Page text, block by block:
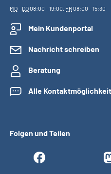
MO- DO08:00 - 19:00, FR08:00 - 15:30
Mein Kundenportal
Nachricht schreiben
Beratung
Alle
Folgen und Teilen